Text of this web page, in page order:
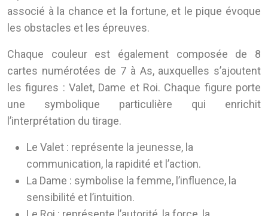
associé à la chance et la fortune, et le pique évoque
les obstacles et les épreuves.
Chaque couleur est également composée de 8
cartes numérotées de 7 à As, auxquelles s’ajoutent
les figures : Valet, Dame et Roi. Chaque figure porte
une symbolique particulière qui enrichit
l’interprétation du tirage.
Le Valet : représente la jeunesse, la
communication, la rapidité et l’action.
La Dame : symbolise la femme, l’influence, la
sensibilité et l’intuition.